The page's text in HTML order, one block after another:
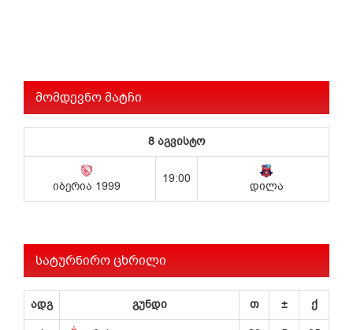
მომდევნო მატჩი
სატურნირო ცხრილი